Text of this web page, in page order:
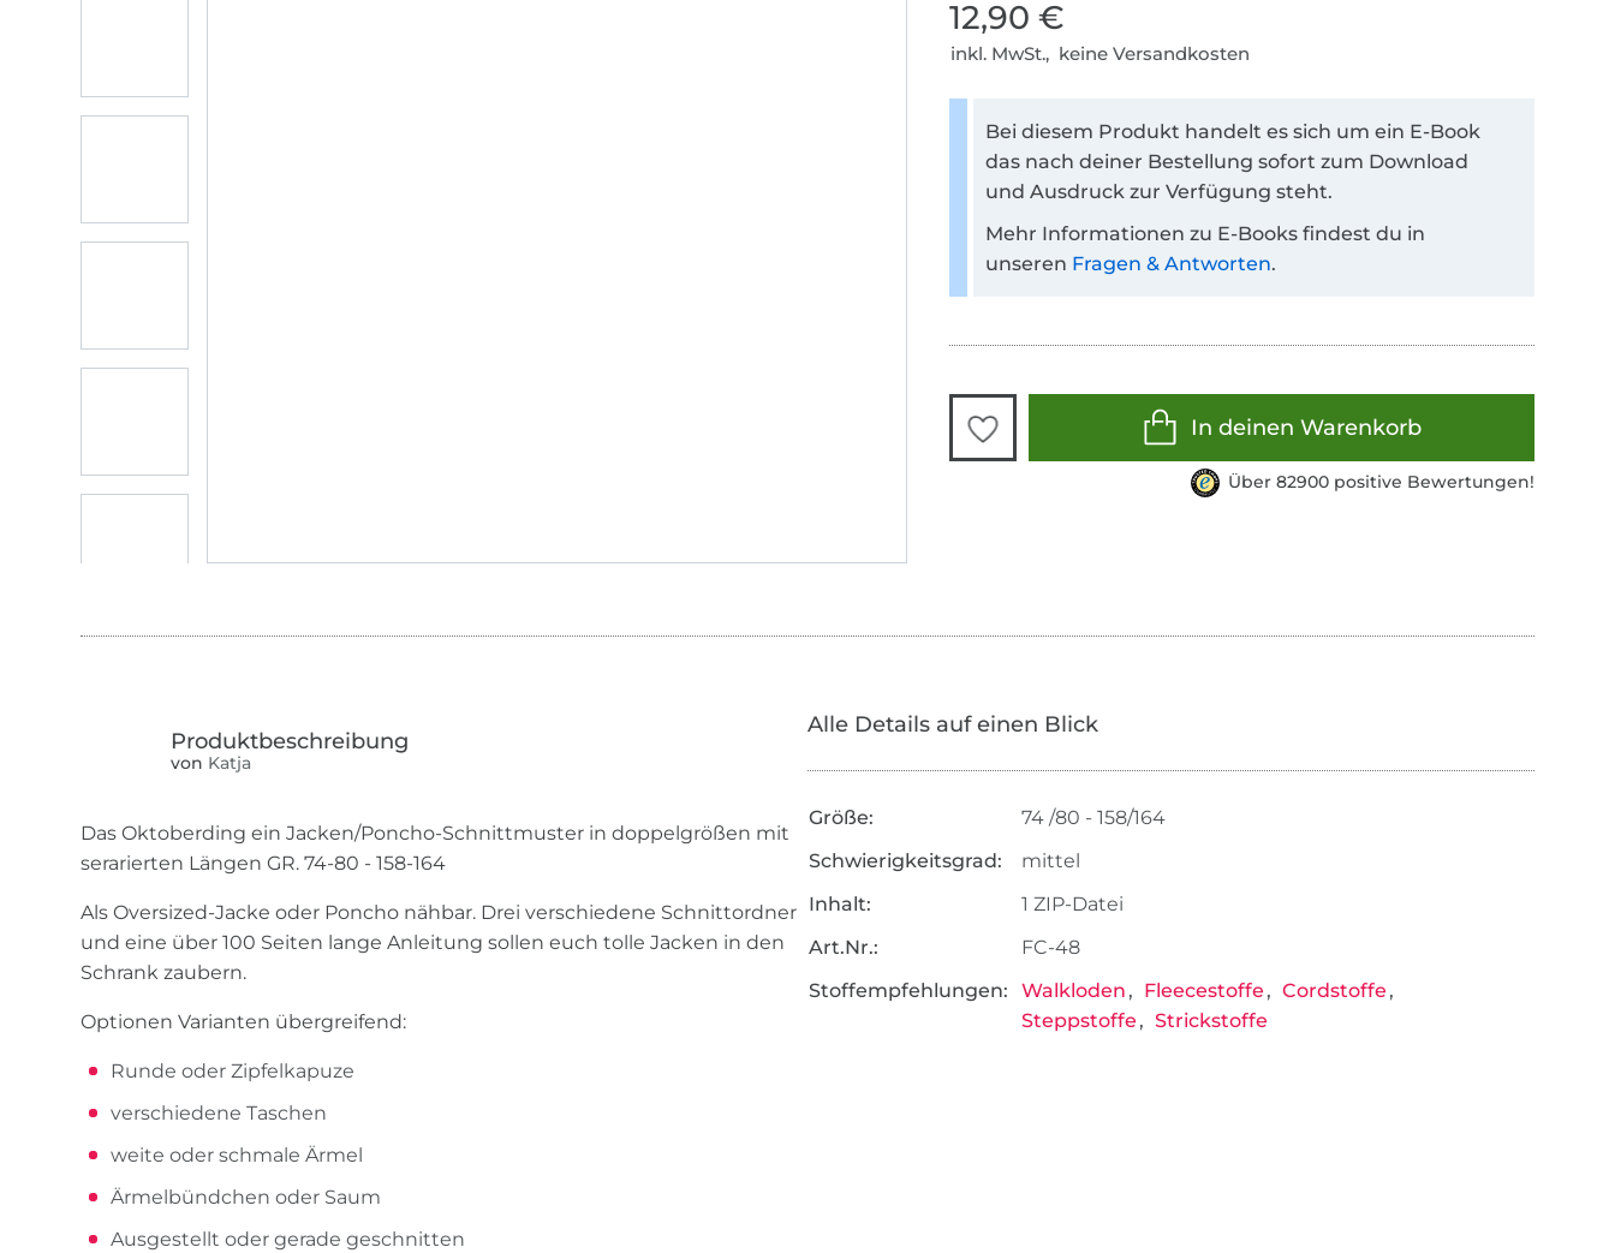
12,90 €
inkl. MwSt., keine Versandkosten
Bei diesem Produkt handelt es sich um ein E-Book
das nach deiner Bestellung sofort zum Download
und Ausdruck zur Verfügung steht.
Mehr Informationen zu E-Books findest du in
unseren Fragen & Antworten.
In deinen Warenkorb
Über 82900 positive Bewertungen!
von Katja
Das Oktoberding ein Jacken/Poncho-Schnittmuster in doppelgrößen mit
serarierten Längen GR. 74-80 - 158-164
Als Oversized-Jacke oder Poncho nähbar. Drei verschiedene Schnittordner
und eine über 100 Seiten lange Anleitung sollen euch tolle Jacken in den
Schrank zaubern.
Optionen Varianten übergreifend:
Runde oder Zipfelkapuze
verschiedene Taschen
weite oder schmale Ärmel
Ärmelbündchen oder Saum
Ausgestellt oder gerade geschnitten
Alle Details auf einen Blick
Größe:
74 /80 - 158/164
Schwierigkeitsgrad:
mittel
Inhalt:
1 ZIP-Datei
Art.Nr.:
FC-48
Stoffempfehlungen:
Walkloden Fleecestoffe
Cordstoffe
Steppstoffe
Strickstoffe